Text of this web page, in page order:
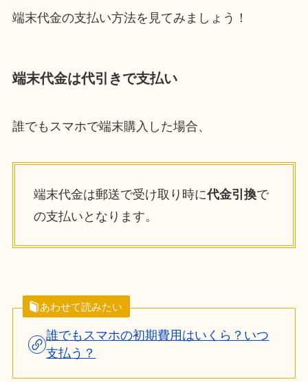
端末代金の支払い方法を見てみましょう！
端末代金は代引きで支払い
誰でもスマホで端末購入した場合、
端末代金は郵送で受け取り時に代金引換で
の支払いとなります。
あわせて読みたい
誰でもスマホの初期費用はいくら？いつ
支払う？